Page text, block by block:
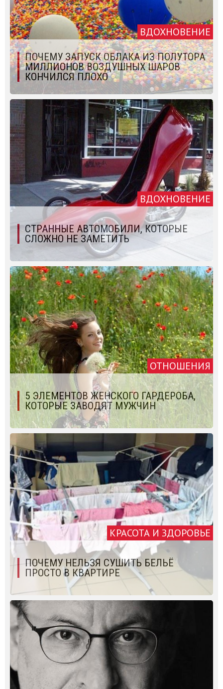
ВДОХНОВЕНИЕ
ПОЧЕМУ ЗАПУСК ОБЛАКА ИЗ ПОЛУТОРА
МИЛЛИОНОВ ВОЗДУШНЫХ ШАРОВ
КОНЧИЛСЯ ПЛОХО
ВДОХНОВЕНИЕ
СТРАННЫЕ АВТОМОБИЛИ, КОТОРЫЕ
СЛОЖНО НЕ ЗАМЕТИТЬ
ОТНОШЕНИЯ
5 ЭЛЕМЕНТОВ ЖЕНСКОГО ГАРДЕРОБА,
КОТОРЫЕ ЗАВОДЯТ МУЖЧИН
КРАСОТА И ЗДОРОВЬЕ
ПОЧЕМУ НЕЛЬЗЯ СУШИТЬ БЕЛЬЁ
ПРОСТО В КВАРТИРЕ